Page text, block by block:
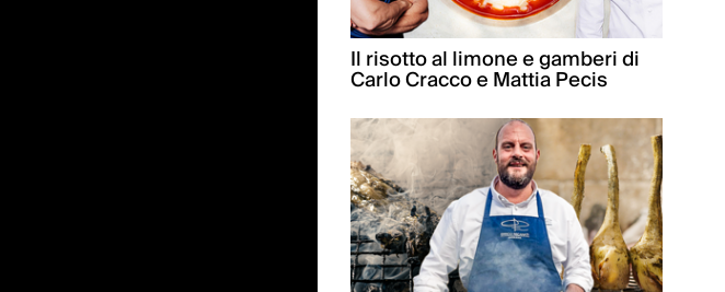
Il risotto al limone e gamberi di
Carlo Cracco e Mattia Pecis